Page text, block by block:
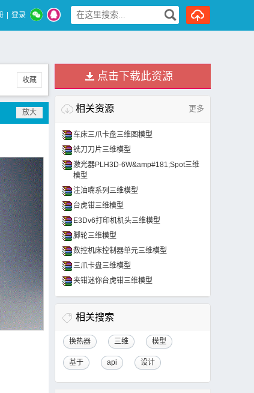
登录
收藏 点击下载此资源
相关资源 更多
车床三爪卡盘三维图模型
铣刀刀片三维模型
激光器PLH3D-6W&amp#181;Spot三维
模型
注油嘴系列三维模型
台虎钳三维模型
E3Dv6打印机机头三维模型
脚轮三维模型
数控机床控制器单元三维模型
三爪卡盘三维模型
夹钳迷你台虎钳三维模型
相关搜索
换热器 三维 模型
基于 api 设计